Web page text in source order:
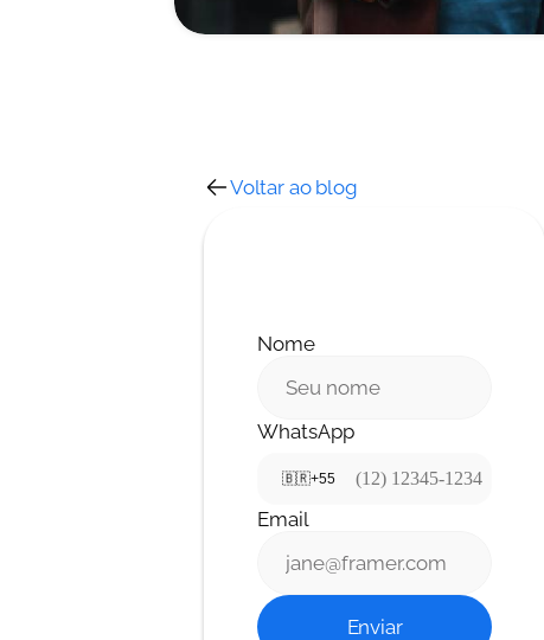
Voltar ao blog
Nome
WhatsApp
🇧🇷+55
Email
Enviar